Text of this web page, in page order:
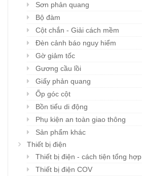
Sơn phản quang
Bộ đàm
Cột chắn - Giải cách mềm
Đèn cảnh báo nguy hiểm
Gờ giảm tốc
Gương cầu lồi
Giấy phản quang
Ốp góc cột
Bồn tiểu di động
Phụ kiện an toàn giao thông
Sản phẩm khác
Thiết bị điện
Thiết bị điện - cách tiện tổng hợp
Thiết bị điện COV